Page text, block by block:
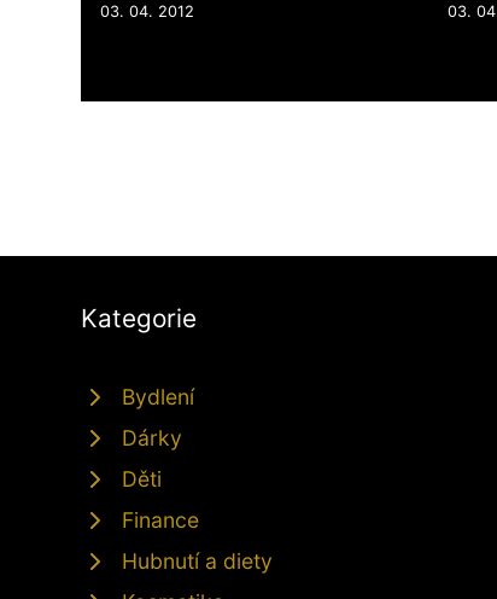
03. 04. 2012
03.
Kategorie
Bydlení
Dárky
Děti
Finance
Hubnutí a diety